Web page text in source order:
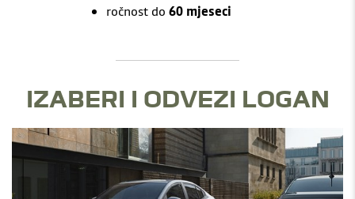
ročnost do 60 mjeseci
IZABERI I ODVEZI LOGAN